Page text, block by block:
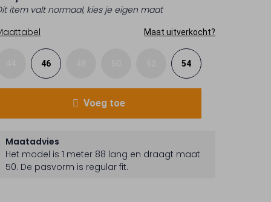
item valt normaal, kies je eigen maat
Maat uitverkocht?
46 54
Voeg toe
Maatadvies
Het model is 1 meter 88 lang en draagt maat
50. De pasvorm is regular fit.